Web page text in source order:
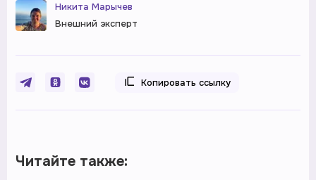
Никита Марычев
Внешний эксперт
Копировать ссылку
Читайте также: